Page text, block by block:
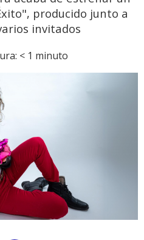
producido junto a
invitados
< 1 minuto